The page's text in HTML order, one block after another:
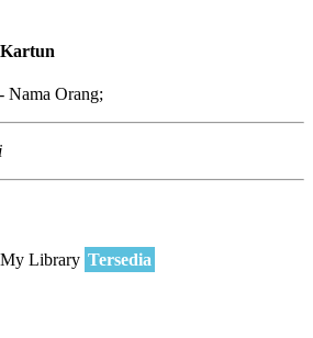
- Nama Orang;
My Library Tersedia